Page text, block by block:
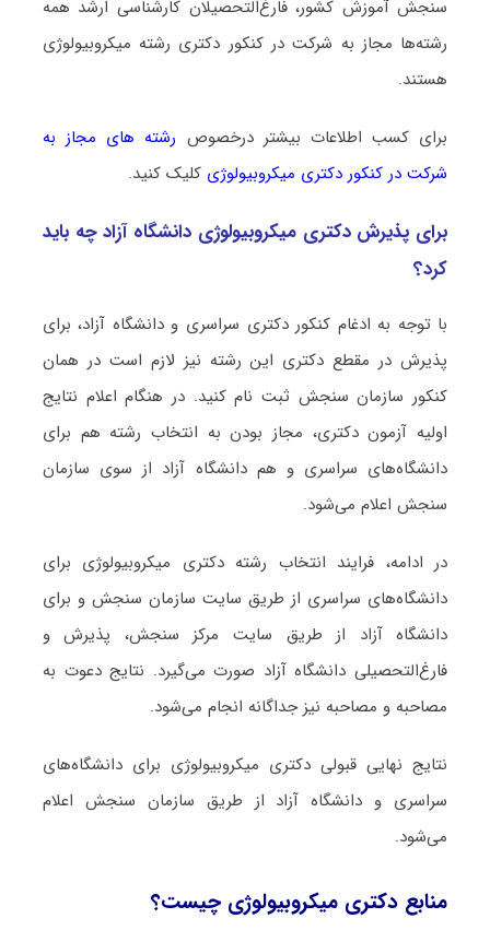
سنجش آموزش کشور، فارغ‌التحصیلان کارشناسی ارشد همه
رشته‌ها مجاز به شرکت در کنکور دکتری رشته ﻣﻴﻜﺮوﺑﻴﻮﻟﻮژی
هستند.
برای کسب اطلاعات بیشتر درخصوص رشته های مجاز به
شرکت در کنکور دکتری ﻣﻴﻜﺮوﺑﻴﻮﻟﻮژی کلیک کنید.
برای پذیرش دکتری ﻣﻴﻜﺮوﺑﻴﻮﻟﻮژی دانشگاه آزاد چه باید
کرد؟
با توجه به ادغام کنکور دکتری سراسری و دانشگاه آزاد، برای
پذیرش در مقطع دکتری این رشته نیز لازم است در همان
کنکور سازمان سنجش ثبت نام کنید. در هنگام اعلام نتایج
اولیه آزمون دکتری، مجاز بودن به انتخاب رشته هم برای
دانشگاه‌های سراسری و هم دانشگاه آزاد از سوی سازمان
سنجش اعلام می‌شود.
در ادامه، فرایند انتخاب رشته دکتری ﻣﻴﻜﺮوﺑﻴﻮﻟﻮژی برای
دانشگاه‌های سراسری از طریق سایت سازمان سنجش و برای
دانشگاه آزاد از طریق سایت مرکز سنجش، پذیرش و
فارغ‌التحصیلی دانشگاه آزاد صورت می‌گیرد. نتایج دعوت به
مصاحبه و مصاحبه نیز جداگانه انجام می‌شود.
نتایج نهایی قبولی دکتری ﻣﻴﻜﺮوﺑﻴﻮﻟﻮژی برای دانشگاه‌های
سراسری و دانشگاه آزاد از طریق سازمان سنجش اعلام
می‌شود.
منابع دکتری ﻣﻴﻜﺮوﺑﻴﻮﻟﻮژی چیست؟